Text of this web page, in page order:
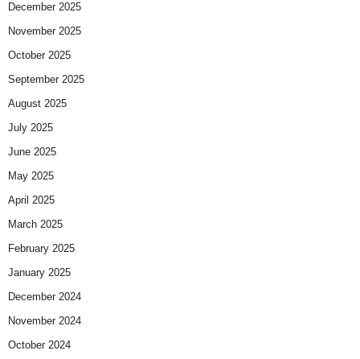
December 2025
November 2025
October 2025
September 2025
August 2025
July 2025
June 2025
May 2025
April 2025
March 2025
February 2025
January 2025
December 2024
November 2024
October 2024